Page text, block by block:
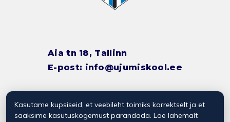
Aia tn 18, Tallinn
E-post: info@ujumiskool.ee
TREENERITE KONTAKTID
Kasutame kupsiseid, et veebileht toimiks korrektselt ja et
saaksime kasutuskogemust parandada. Loe lahemalt